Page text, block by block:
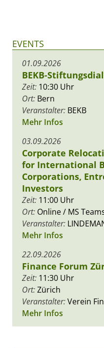
EVENTS
01.09.2026
BEKB-
Zeit: 10:30 Uhr
Ort: Bern
Veranstalter: BEKB
Mehr Infos
03.09.2026
Corporate
for International
Corporations,
Investors
Zeit: 11:00 Uhr
Ort: Online / MS
Veranstalter:
Mehr Infos
22.09.2026
Finance Forum
Zeit: 11:30 Uhr
Ort:Zürich
Veranstalter:Verein
Mehr Infos